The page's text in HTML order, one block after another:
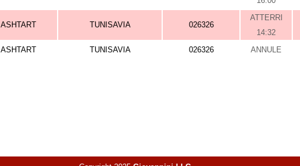
ASHTART TUNISAVIA 026326
ATTERRI
14:32
ASHTART TUNISAVIA 026326 ANNULE